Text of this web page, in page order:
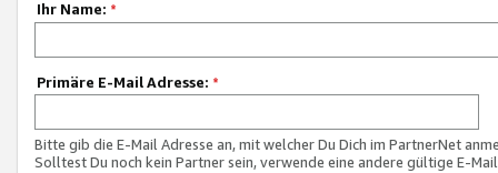
Ihr Name: *
Primäre E-Mail Adresse: *
Bitte gib die E-Mail Adresse an, mit welcher Du Dich im PartnerNet
Solltest Du noch kein Partner sein, verwende eine andere gültige E-